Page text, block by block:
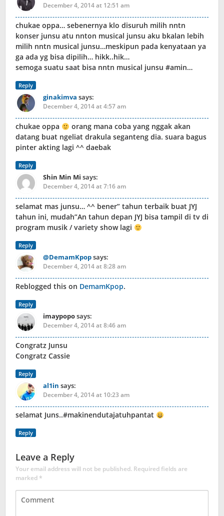
December 4, 2014 at 12:51 am
chukae oppa… sebenernya klo disuruh milih nntn
konser junsu atu nnton musical junsu aku bkalan lebih
milih nntn musical junsu…meskipun pada kenyataan ya
ga ada yg bisa dipilih… hikk..hik…
semoga suatu saat bisa nntn musical junsu #amin…
Reply
ginakimva says:
December 4, 2014 at 4:57 am
chukae oppa
orang mana coba yang nggak akan
datang buat ngeliat drakula seganteng dia. suara bagus
pinter akting lagi ^^ daebak
Reply
Shin Min Mi says:
December 4, 2014 at 7:16 am
selamat mas junsu… ^^ bener” tahun terbaik buat JYJ
tahun ini, mudah”An tahun depan JYJ bisa tampil di tv di
program musik / variety show lagi
Reply
@DemamKpopsays:
December 4, 2014 at 8:28 am
Reblogged this on DemamKpop.
Reply
imaypoposays:
December 4, 2014 at 8:46 am
Congratz Junsu
Congratz Cassie
Reply
al1in says:
December 4, 2014 at 10:23 am
selamat Juns..#makinendutajatuhpantat
Reply
Leave a Reply
Your email address will not be published. Required fields are
marked*